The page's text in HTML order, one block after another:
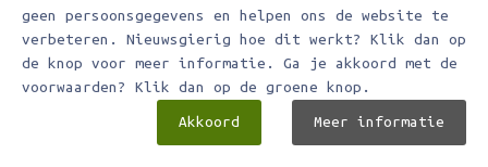
geen persoonsgegevens en helpen ons de website te
verbeteren. Nieuwsgierig hoe dit werkt? Klik dan op
de knop voor meer informatie. Ga je akkoord met de
voorwaarden? Klik dan op de groene knop.
Akkoord Meer informatie
In winkelwagen
Toevoegen aan verlanglijstje